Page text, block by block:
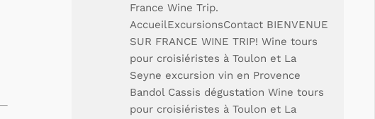
France Wine Trip.
AccueilExcursionsContact BIENVENUE
SUR FRANCE WINE TRIP! Wine tours
pour croisiéristes à Toulon et La
Seyne excursion vin en Provence
Bandol Cassis dégustation Wine tours
pour croisiéristes à Toulon et La